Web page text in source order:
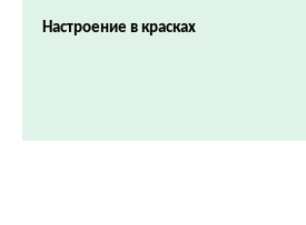
Настроение в красках